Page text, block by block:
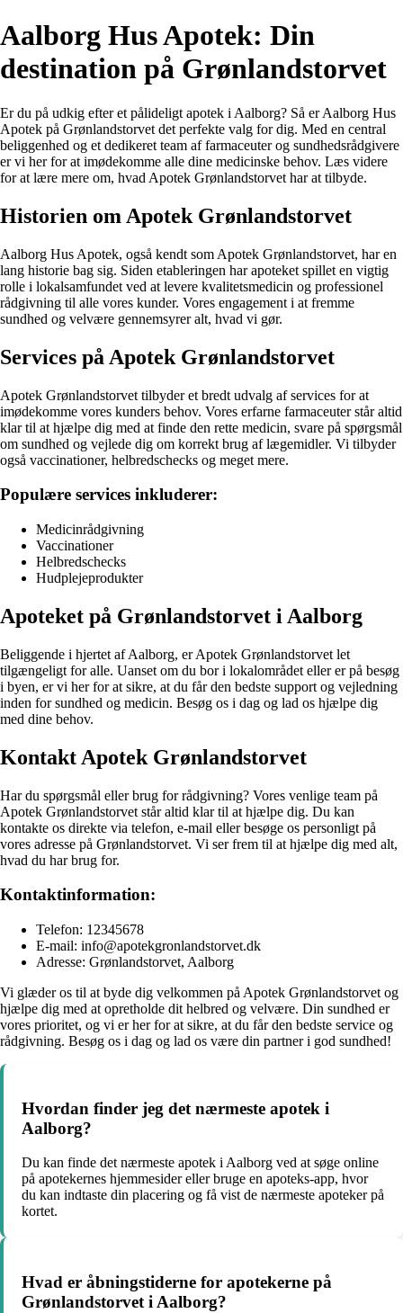
Aalborg Hus Apotek: Din
destination på Grønlandstorvet
Er du på udkig efter et pålideligt apotek i Aalborg? Så er Aalborg Hus
Apotek på Grønlandstorvet det perfekte valg for dig. Med en central
beliggenhed og et dedikeret team af farmaceuter og sundhedsrådgivere
er vi her for at imødekomme alle dine medicinske behov. Læs videre
for at lære mere om, hvad Apotek Grønlandstorvet har at tilbyde.
Historien om Apotek Grønlandstorvet
Aalborg Hus Apotek, også kendt som Apotek Grønlandstorvet, har en
lang historie bag sig. Siden etableringen har apoteket spillet en vigtig
rolle i lokalsamfundet ved at levere kvalitetsmedicin og professionel
rådgivning til alle vores kunder. Vores engagement i at fremme
sundhed og velvære gennemsyrer alt, hvad vi gør.
Services på Apotek Grønlandstorvet
Apotek Grønlandstorvet tilbyder et bredt udvalg af services for at
imødekomme vores kunders behov. Vores erfarne farmaceuter står altid
klar til at hjælpe dig med at finde den rette medicin, svare på spørgsmål
om sundhed og vejlede dig om korrekt brug af lægemidler. Vi tilbyder
også vaccinationer, helbredschecks og meget mere.
Populære services inkluderer:
Medicinrådgivning
Vaccinationer
Helbredschecks
Hudplejeprodukter
Apoteket på Grønlandstorvet i Aalborg
Beliggende i hjertet af Aalborg, er Apotek Grønlandstorvet let
tilgængeligt for alle. Uanset om du bor i lokalområdet eller er på besøg
i byen, er vi her for at sikre, at du får den bedste support og vejledning
inden for sundhed og medicin. Besøg os i dag og lad os hjælpe dig
med dine behov.
Kontakt Apotek Grønlandstorvet
Har du spørgsmål eller brug for rådgivning? Vores venlige team på
Apotek Grønlandstorvet står altid klar til at hjælpe dig. Du kan
kontakte os direkte via telefon, e-mail eller besøge os personligt på
vores adresse på Grønlandstorvet. Vi ser frem til at hjælpe dig med alt,
hvad du har brug for.
Kontaktinformation:
Telefon: 12345678
E-mail: info@apotekgronlandstorvet.dk
Adresse: Grønlandstorvet, Aalborg
Vi glæder os til at byde dig velkommen på Apotek Grønlandstorvet og
hjælpe dig med at opretholde dit helbred og velvære. Din sundhed er
vores prioritet, og vi er her for at sikre, at du får den bedste service og
rådgivning. Besøg os i dag og lad os være din partner i god sundhed!
Hvordan finder jeg det nærmeste apotek i
Aalborg?
Du kan finde det nærmeste apotek i Aalborg ved at søge online
på apotekernes hjemmesider eller bruge en apoteks-app, hvor
du kan indtaste din placering og få vist de nærmeste apoteker på
kortet.
Hvad er åbningstiderne for apotekerne på
Grønlandstorvet i Aalborg?